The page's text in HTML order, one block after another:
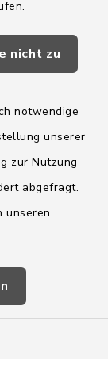
nicht zu
notwendige
unserer
zur Nutzung
abgefragt.
unseren